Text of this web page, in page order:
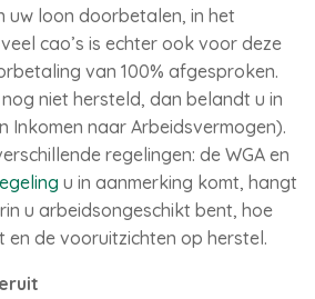
uw loon doorbetalen, in het
cao’s is echter ook voor deze
van 100% afgesproken.
niet hersteld, dan belandt u in
Inkomen naar Arbeidsvermogen).
regelingen: de WGA en
u in aanmerking komt, hangt
u arbeidsongeschikt bent, hoe
en de vooruitzichten op herstel.